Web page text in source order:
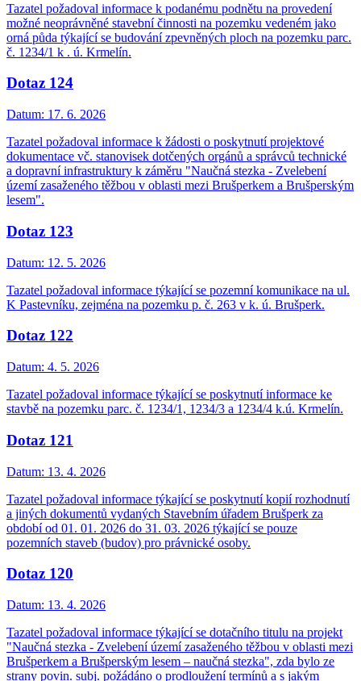
Tazatel požadoval informace k podanému podnětu na provedení
možné neoprávněné stavební činnosti na pozemku vedeném jako
orná půda týkající se budování zpevněných ploch na pozemku parc.
č. 1234/1 k . ú. Krmelín.
Dotaz 124
Datum: 17. 6. 2026
Tazatel požadoval informace k žádosti o poskytnutí projektové
dokumentace vč. stanovisek dotčených orgánů a správců technické
a dopravní infrastruktury k záměru "Naučná stezka - Zvelebení
území zasaženého těžbou v oblasti mezi Brušperkem a Brušperským
lesem".
Dotaz 123
Datum: 12. 5. 2026
Tazatel požadoval informace týkající se pozemní komunikace na ul.
K Pastevníku, zejména na pozemku p. č. 263 v k. ú. Brušperk.
Dotaz 122
Datum: 4. 5. 2026
Tazatel požadoval informace týkající se poskytnutí informace ke
stavbě na pozemku parc. č. 1234/1, 1234/3 a 1234/4 k.ú. Krmelín.
Dotaz 121
Datum: 13. 4. 2026
Tazatel požadoval informace týkající se poskytnutí kopií rozhodnutí
a jiných dokumentů vydaných Stavebním úřadem Brušperk za
období od 01. 01. 2026 do 31. 03. 2026 týkající se pouze
pozemních staveb (budov) pro právnické osoby.
Dotaz 120
Datum: 13. 4. 2026
Tazatel požadoval informace týkající se dotačního titulu na projekt
"Naučná stezka - Zvelebení území zasaženého těžbou v oblasti mezi
Brušperkem a Brušperským lesem – naučná stezka", zda bylo ze
strany povin. subj. požádáno o prodloužení termínů a s jakým